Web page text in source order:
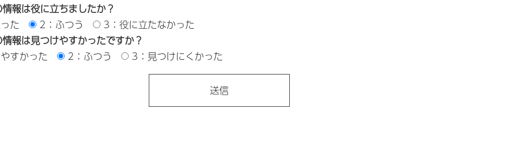
報は役に立ちましたか？
た
2：ふつう
3：役に立たなかった
報は見つけやすかったですか？
すかった
2：ふつう 3：見つけにくかった